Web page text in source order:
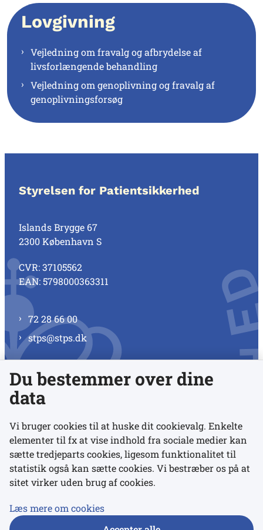
Lovgivning
Vejledning om fravalg og afbrydelse af
livsforlængende behandling
Vejledning om genoplivning og fravalg af
genoplivningsforsøg
Styrelsen for Patientsikkerhed
Islands Brygge 67
2300 København S
CVR: 37105562
EAN: 5798000363311
72 28 66 00
stps@stps.dk
Se alle kontaktnumre
Links
Udgivelser
Du bestemmer over dine
data
Vi bruger cookies til at huske dit cookievalg. Enkelte
elementer til fx at vise indhold fra sociale medier kan
sætte tredjeparts cookies, ligesom funktionalitet til
statistik også kan sætte cookies. Vi bestræber os på at
sitet virker uden brug af cookies.
Læs mere om cookies